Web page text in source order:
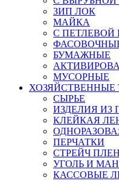
ЗИП ЛОК
МАЙКА
С ПЕТЛЕВОЙ
БУМАЖНЫЕ
МУСОРНЫЕ
ХОЗЯЙСТВЕННЫЕ
СЫРЬЕ
ИЗДЕЛИЯ ИЗ
КЛЕЙКАЯ
ПЕРЧАТКИ
СТРЕЙЧ
УГОЛЬ И
КАССОВЫЕ